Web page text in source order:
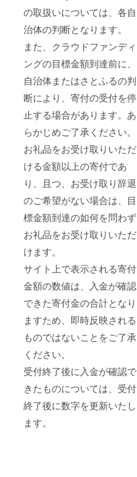
の取扱いについては、各自
治体の判断となります。
また、クラウドファンディ
ングの目標金額到達前に、
自治体またはさとふるの判
断により、寄付の受付を停
止する場合があります。あ
らかじめご了承ください。
お礼品をお受け取りいただ
ける金額以上の寄付であ
り、且つ、お受け取り辞退
のご希望がない場合は、目
標金額到達の如何を問わず
お礼品をお受け取りいただ
けます。
サイト上で表示される寄付
金額の数値は、入金が確認
できた寄付金の合計となり
ますため、即時反映される
ものではないことをご了承
ください。
受付終了後に入金が確認で
きたものについては、受付
終了後に数字を更新いたし
ます。